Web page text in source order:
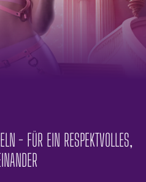
- FÜR EIN RESPEKTVOLLES,